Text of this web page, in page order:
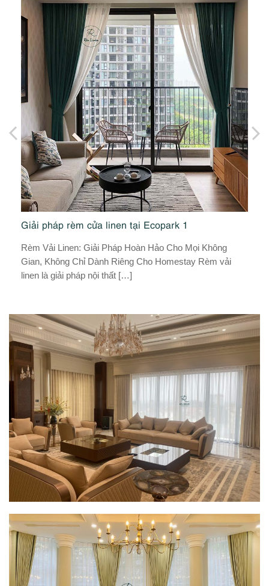
Giải pháp rèm cửa linen tại Ecopark 1
Rèm Vải Linen: Giải Pháp Hoàn Hảo Cho Mọi Không
Gian, Không Chỉ Dành Riêng Cho Homestay Rèm vải
linen là giải pháp nội thất […]